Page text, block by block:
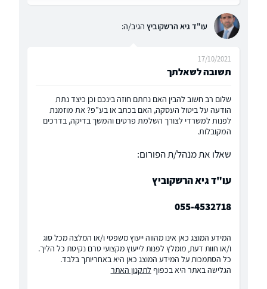
עו"ד גיא הרשקוביץ הגיב/ה:
תשובה לשאלתך
17/10/2021
שלום רב חשוב להבין האם נחתם חוזה בינכם וכן כיצד נתת
הודעה על ביטול העסקה, האם בכתב או בע"פ? את מוזמנת
לפנות למשרדי לצורך השלמת פרטים והמשך בדיקה, בדרכים
המקובלות.
שאלו את מנהל/ת הפורום:
עו"ד גיא הרשקוביץ
055-4532718
המידע המוצג כאן אינו מהווה ייעוץ משפטי ו/או המלצה מכל סוג
ו/או חוות דעת, מומלץ לפנות לייעוץ מקצועי טרם נקיטת כל הליך.
כל הסתמכות על המידע המוצג כאן היא באחריותך בלבד.
הגלישה באתר היא בכפוף לתקנון האתר